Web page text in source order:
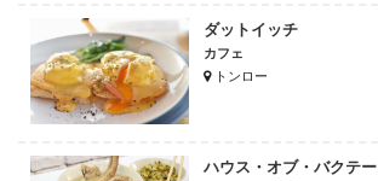
ダットイッチ
カフェ
トンロー
ハウス・オブ・バクテー